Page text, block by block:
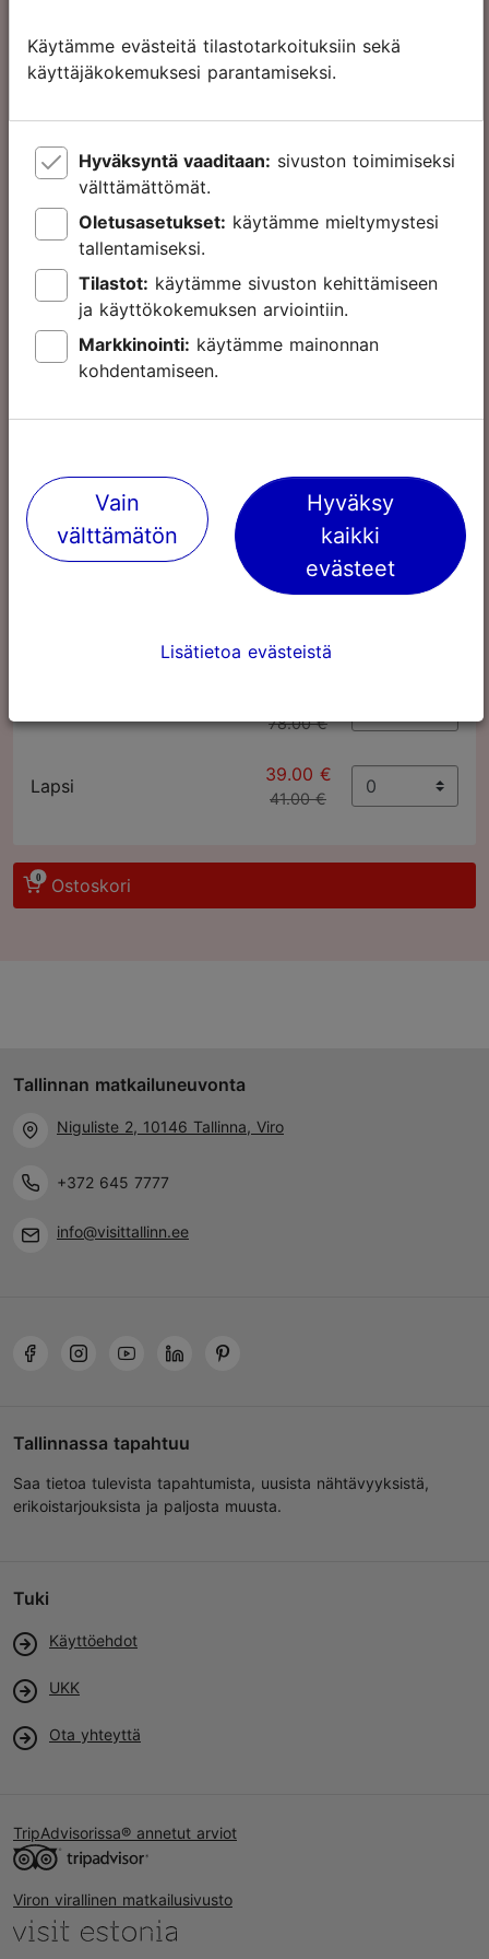
Aikuinen
43.00 €
Lapsi
27.00 €
Tallinn Card
48
tuntia
Lapsi
34.00 €
Tallinn Card
tuntia
78.00 €
Lapsi
39.00 €
41.00 €
0 Ostoskori
Tallinnan matkailuneuvonta
Niguliste 2, 10146 Tallinna, Viro
+372 645 7777
info@visittallinn.ee
Tallinnassa tapahtuu
Saa tietoa tulevista tapahtumista, uusista nähtävyyksistä,
erikoistarjouksista ja paljosta muusta.
Tuki
Käyttöehdot
UKK
Ota yhteyttä
TripAdvisorissa® annetut arviot
Viron virallinen matkailusivusto
Käytämme evästeitä tilastotarkoituksiin sekä
käyttäjäkokemuksesi parantamiseksi.
Hyväksyntä vaaditaan:
välttämättömät.
Oletusasetukset:
tallentamiseksi.
Tilastot:
ja käyttökokemuksen arviointiin.
Markkinointi:
kohdentamiseen.
Vain
välttämätön
Hyväksy
kaikki
evästeet
Lisätietoa evästeistä